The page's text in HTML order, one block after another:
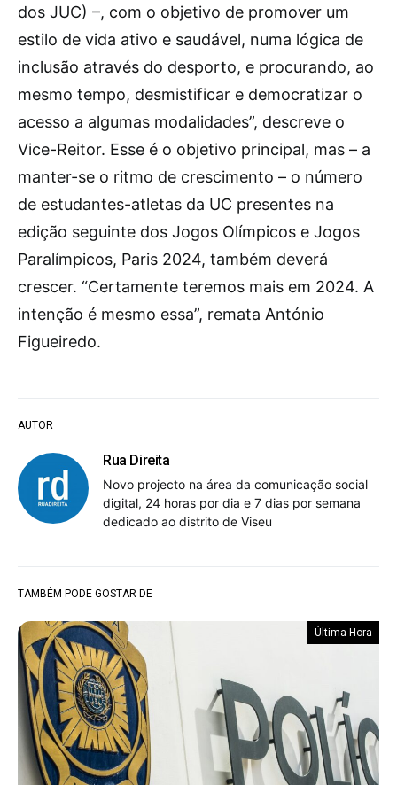
AUTOR
Rua Direita
Novo projecto na área da comunicação social
digital, 24 horas por dia e 7 dias por semana
dedicado ao distrito de Viseu
dos JUC) –, com o objetivo de promover um
estilo de vida ativo e saudável, numa lógica de
inclusão através do desporto, e procurando, ao
mesmo tempo, desmistificar e democratizar o
acesso a algumas modalidades”, descreve o
Vice-Reitor. Esse é o objetivo principal, mas – a
manter-se o ritmo de crescimento – o número
de estudantes-atletas da UC presentes na
edição seguinte dos Jogos Olímpicos e Jogos
Paralímpicos, Paris 2024, também deverá
crescer. “Certamente teremos mais em 2024. A
intenção é mesmo essa”, remata António
Figueiredo.
TAMBÉM PODE GOSTAR DE
Última Hora